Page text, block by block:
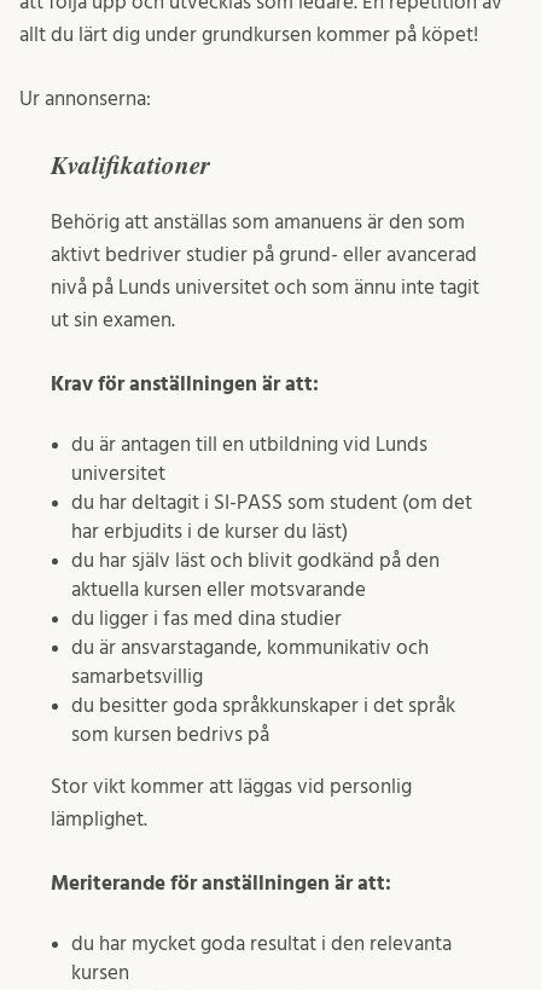
allt du lärt dig under grundkursen kommer på köpet!
Ur annonserna:
Kvalifikationer
Behörig att anställas som amanuens är den som
aktivt bedriver studier på grund- eller avancerad
nivå på Lunds universitet och som ännu inte tagit
ut sin examen.
Krav för anställningen är att:
du är antagen till en utbildning vid Lunds
universitet
du har deltagit i SI-PASS som student (om det
har erbjudits i de kurser du läst)
du har själv läst och blivit godkänd på den
aktuella kursen eller motsvarande
du ligger i fas med dina studier
du är ansvarstagande, kommunikativ och
samarbetsvillig
du besitter goda språkkunskaper i det språk
som kursen bedrivs på
Stor vikt kommer att läggas vid personlig
lämplighet.
Meriterande för anställningen är att:
du har mycket goda resultat i den relevanta
kursen